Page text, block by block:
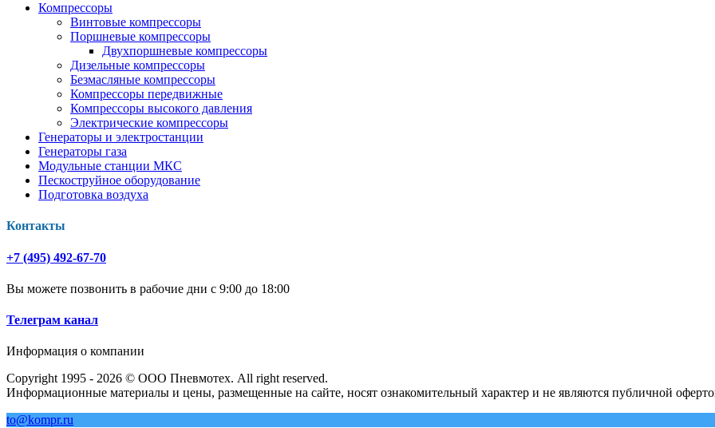
Компрессоры
Винтовые компрессоры
Поршневые компрессоры
Двухпоршневые компрессоры
Дизельные компрессоры
Безмасляные компрессоры
Компрессоры передвижные
Компрессоры высокого давления
Электрические компрессоры
Генераторы и электростанции
Генераторы газа
Модульные станции МКС
Пескоструйное оборудование
Подготовка воздуха
Контакты
+7 (495) 492-67-70
Вы можете позвонить в рабочие дни с 9:00 до 18:00
Телеграм канал
Информация о компании
Copyright 1995 - 2026 © ООО Пневмотех. All right reserved.
Информационные материалы и цены, размещенные на сайте, носят ознакомительный характер и не являются публичной
to@kompr.ru